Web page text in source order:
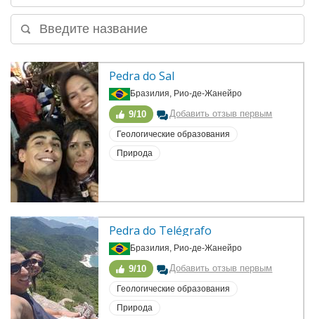
Pedra do Sal
Бразилия, Рио-де-Жанейро
9/10 Добавить отзыв первым
Геологические образования
Природа
Pedra do Telégrafo
Бразилия, Рио-де-Жанейро
9/10 Добавить отзыв первым
Геологические образования
Природа